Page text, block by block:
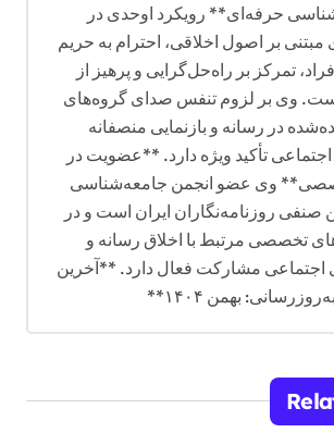
حرفه‌ای** رویکرد اوحدی در
مبتنی بر اصول اخلاقی، احترام به حریم
تمرکز بر راه‌حل‌گرایی و پرهیز از
وی بر لزوم تنفس صدای گروه‌های
در رسانه و بازنمایی منصفانه
تأکید ویژه دارد. **عضویت در
وی عضو انجمن جامعه‌شناسی
صنفی روزنامه‌نگاران ایران است و در
تخصصی مرتبط با اخلاق رسانه و
اجتماعی مشارکت فعال دارد. **آخرین
به‌روزرسانی: بهمن ۱۴۰۴**